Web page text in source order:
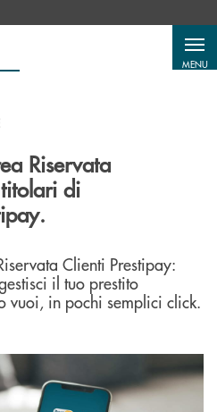
MENU
Riservata
di
Clienti Prestipay:
il tuo prestito
vuoi, in pochi semplici click.